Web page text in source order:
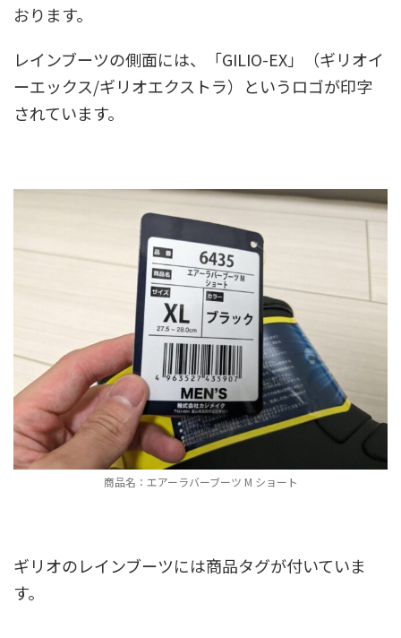
おります。
レインブーツの側面には、「GILIO-EX」（ギリオイ
ーエックス/ギリオエクストラ）というロゴが印字
されています。
商品名：エアーラバーブーツ M ショート
ギリオのレインブーツには商品タグが付いていま
す。